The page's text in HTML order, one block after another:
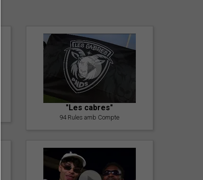
"Les cabres"
94 Rules amb Compte